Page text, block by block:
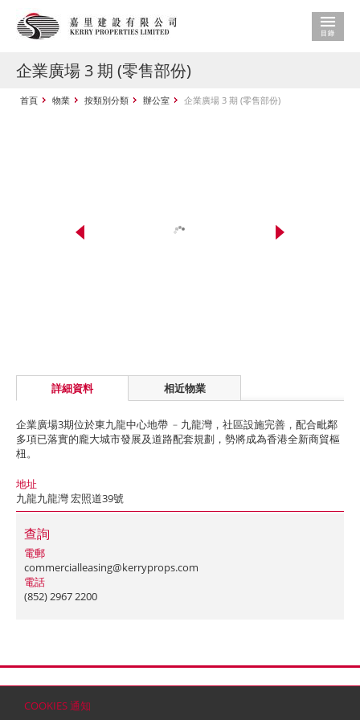
COOKIES 通知
企業廣場 3 期 (零售部份)
首頁 物業 按類別分類 辦公室 企業廣場 3 期 (零售部份)
詳細資料 相近物業
企業廣場3期位於東九龍中心地帶 ﹣九龍灣，社區設施完善，配合毗鄰
多項已落實的龐大城市發展及道路配套規劃，勢將成為香港全新商貿樞
杻。
地址
九龍九龍灣 宏照道39號
查詢
電郵
commercialleasing@kerryprops.com
電話
(852) 2967 2200
© 2026 嘉里建設有限公司 (於百慕達註冊成立之有限公司)